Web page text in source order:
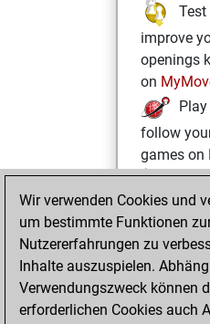
Test
improve
openings
on
follow
games on
beautiful
on Studies
Wir verwenden Cookies und
um bestimmte Funktionen
Nutzererfahrungen zu
Inhalte auszuspielen.
Verwendungszweck können
erforderlichen Cookies auch